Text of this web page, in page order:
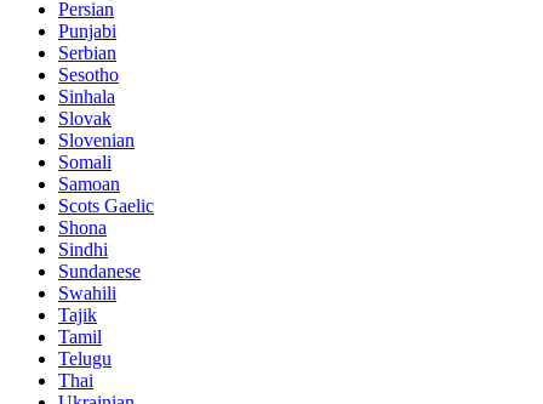
Persian
Punjabi
Serbian
Sesotho
Sinhala
Slovak
Slovenian
Somali
Samoan
Scots Gaelic
Shona
Sindhi
Sundanese
Swahili
Tajik
Tamil
Telugu
Thai